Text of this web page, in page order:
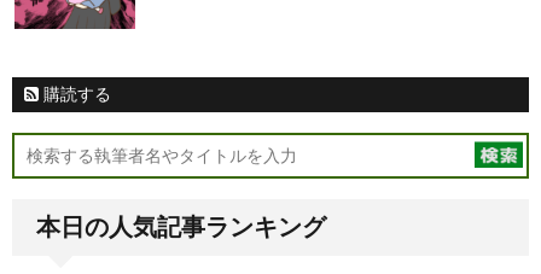
購読する
本日の人気記事ランキング